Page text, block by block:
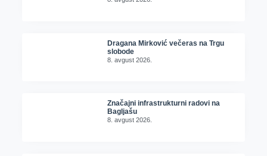
Dragana Mirković večeras na Trgu
slobode
8. avgust 2026.
Značajni infrastrukturni radovi na
Bagljašu
8. avgust 2026.